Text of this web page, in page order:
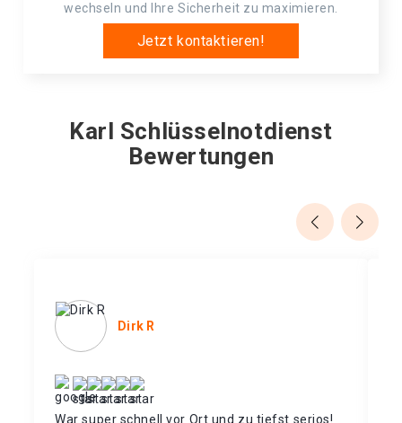
wechseln und Ihre Sicherheit zu maximieren.
Jetzt kontaktieren!
Karl Schlüsselnotdienst
Bewertungen
Dirk R
War super schnell vor Ort und zu tiefst serios!